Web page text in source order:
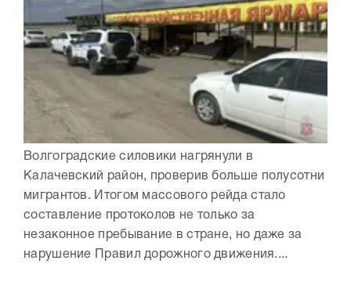
Волгоградские силовики нагрянули в
Калачевский район, проверив больше полусотни
мигрантов. Итогом массового рейда стало
составление протоколов не только за
незаконное пребывание в стране, но даже за
нарушение Правил дорожного движения....